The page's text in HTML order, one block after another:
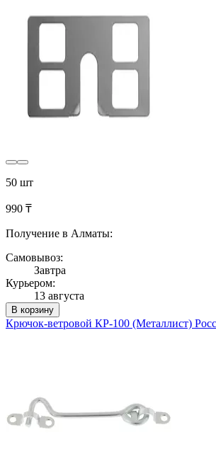
50 шт
990 ₸
Получение в Алматы:
Самовывоз:
Завтра
Курьером:
13 августа
В корзину
Крючок-ветровой КР-100 (Металлист)